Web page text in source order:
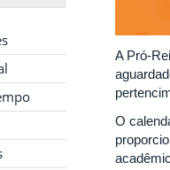
A Pró-
O